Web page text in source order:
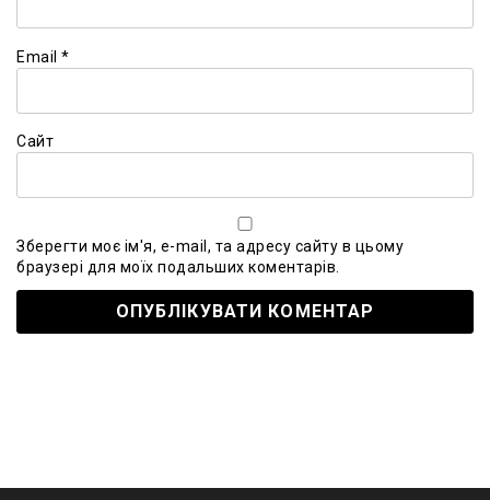
Email *
Сайт
Зберегти моє ім'я, e-mail, та адресу сайту в цьому
браузері для моїх подальших коментарів.